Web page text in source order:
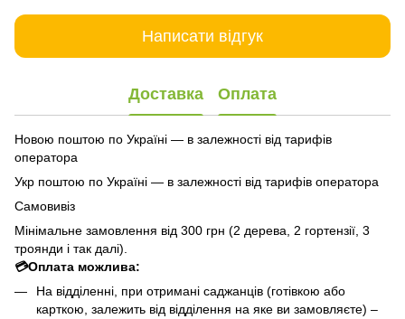
Написати відгук
Доставка Оплата
Новою поштою по Україні — в залежності від тарифів
оператора
Укр поштою по Україні — в залежності від тарифів оператора
Самовивіз
Мінімальне замовлення від 300 грн (2 дерева, 2 гортензії, 3
троянди і так далі).
💳Оплата можлива:
На відділенні, при отримані саджанців (готівкою або
карткою, залежить від відділення на яке ви замовляєте) –